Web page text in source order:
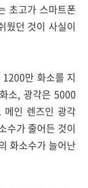
초고가 스마트폰
웠던 것이 사실이
만 화소를 지
소, 광각은 5000
인 렌즈인 광각
수가 줄어든 것이
화소수가 늘어난